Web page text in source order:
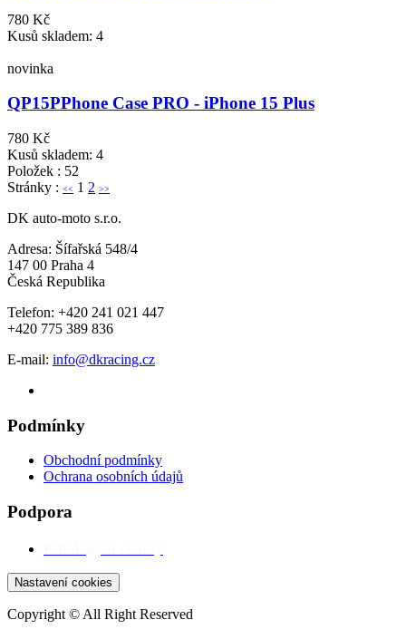
780 Kč
Kusů skladem: 4
novinka
QP15PPhone Case PRO - iPhone 15 Plus
780 Kč
Kusů skladem: 4
Položek : 52
Stránky : << 1 2 >>
DK auto-moto s.r.o.
Adresa: Šífařská 548/4
147 00 Praha 4
Česká Republika
Telefon: +420 241 021 447
+420 775 389 836
E-mail: info@dkracing.cz
Podmínky
Obchodní podmínky
Ochrana osobních údajů
Podpora
Nastavení cookies
Copyright © All Right Reserved